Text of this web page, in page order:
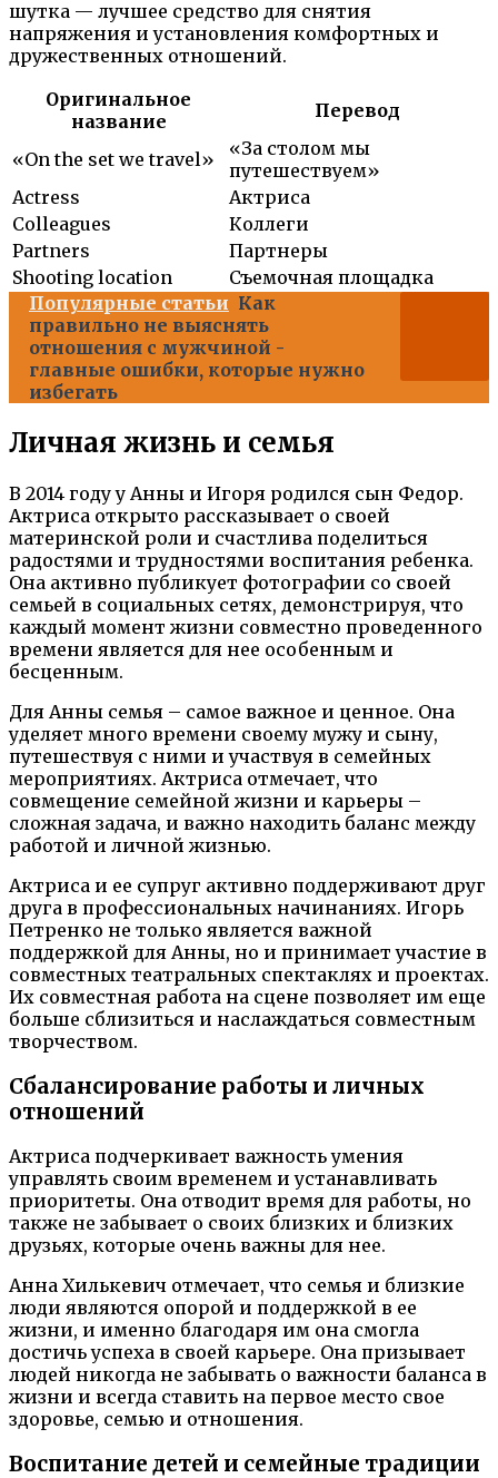
шутка — лучшее средство для снятия
напряжения и установления комфортных и
дружественных отношений.
Оригинальное
название
Перевод
«On the set we travel»
«За столом мы
путешествуем»
Actress
Актриса
Colleagues
Коллеги
Partners
Партнеры
Shooting location
Съемочная площадка
Популярные статьи Как
правильно не выяснять
отношения с мужчиной -
главные ошибки, которые нужно
избегать
Личная жизнь и семья
В 2014 году у Анны и Игоря родился сын Федор.
Актриса открыто рассказывает о своей
материнской роли и счастлива поделиться
радостями и трудностями воспитания ребенка.
Она активно публикует фотографии со своей
семьей в социальных сетях, демонстрируя, что
каждый момент жизни совместно проведенного
времени является для нее особенным и
бесценным.
Для Анны семья – самое важное и ценное. Она
уделяет много времени своему мужу и сыну,
путешествуя с ними и участвуя в семейных
мероприятиях. Актриса отмечает, что
совмещение семейной жизни и карьеры –
сложная задача, и важно находить баланс между
работой и личной жизнью.
Актриса и ее супруг активно поддерживают друг
друга в профессиональных начинаниях. Игорь
Петренко не только является важной
поддержкой для Анны, но и принимает участие в
совместных театральных спектаклях и проектах.
Их совместная работа на сцене позволяет им еще
больше сблизиться и наслаждаться совместным
творчеством.
Сбалансирование работы и личных
отношений
Актриса подчеркивает важность умения
управлять своим временем и устанавливать
приоритеты. Она отводит время для работы, но
также не забывает о своих близких и близких
друзьях, которые очень важны для нее.
Анна Хилькевич отмечает, что семья и близкие
люди являются опорой и поддержкой в ее
жизни, и именно благодаря им она смогла
достичь успеха в своей карьере. Она призывает
людей никогда не забывать о важности баланса в
жизни и всегда ставить на первое место свое
здоровье, семью и отношения.
Воспитание детей и семейные традиции